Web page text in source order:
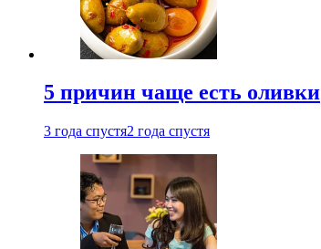
5 причин чаще есть оливки
3 года спустя2 года спустя